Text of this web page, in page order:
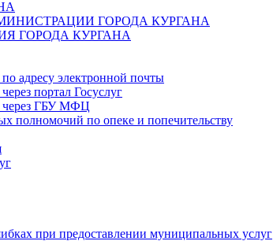
ГОРОДА КУРГАНА
ГОРОДА КУРГАНА
адресу электронной почты
портал Госуслуг
через ГБУ МФЦ
полномочий по опеке и попечительству
при предоставлении муниципальных услуг